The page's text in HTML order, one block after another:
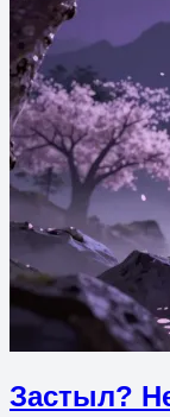
Застыл?